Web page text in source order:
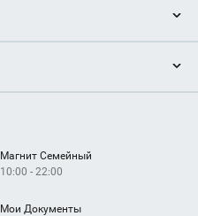
Магнит Семейный
10:00 - 22:00
Мои Документы